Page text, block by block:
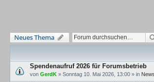
Neues Thema
Spendenaufruf 2026 für Forumsbetrieb
von GerdK » Sonntag 10. Mai 2026, 13:00 » in